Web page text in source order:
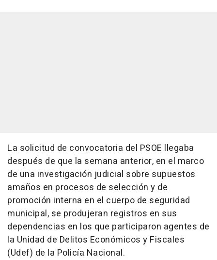
La solicitud de convocatoria del PSOE llegaba
después de que la semana anterior, en el marco
de una investigación judicial sobre supuestos
amaños en procesos de selección y de
promoción interna en el cuerpo de seguridad
municipal, se produjeran registros en sus
dependencias en los que participaron agentes de
la Unidad de Delitos Económicos y Fiscales
(Udef) de la Policía Nacional.